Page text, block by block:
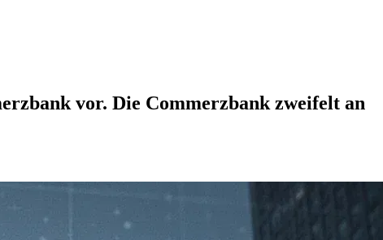
vor. Die Commerzbank zweifelt an